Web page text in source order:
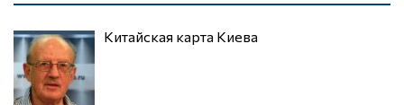
Китайская карта Киева